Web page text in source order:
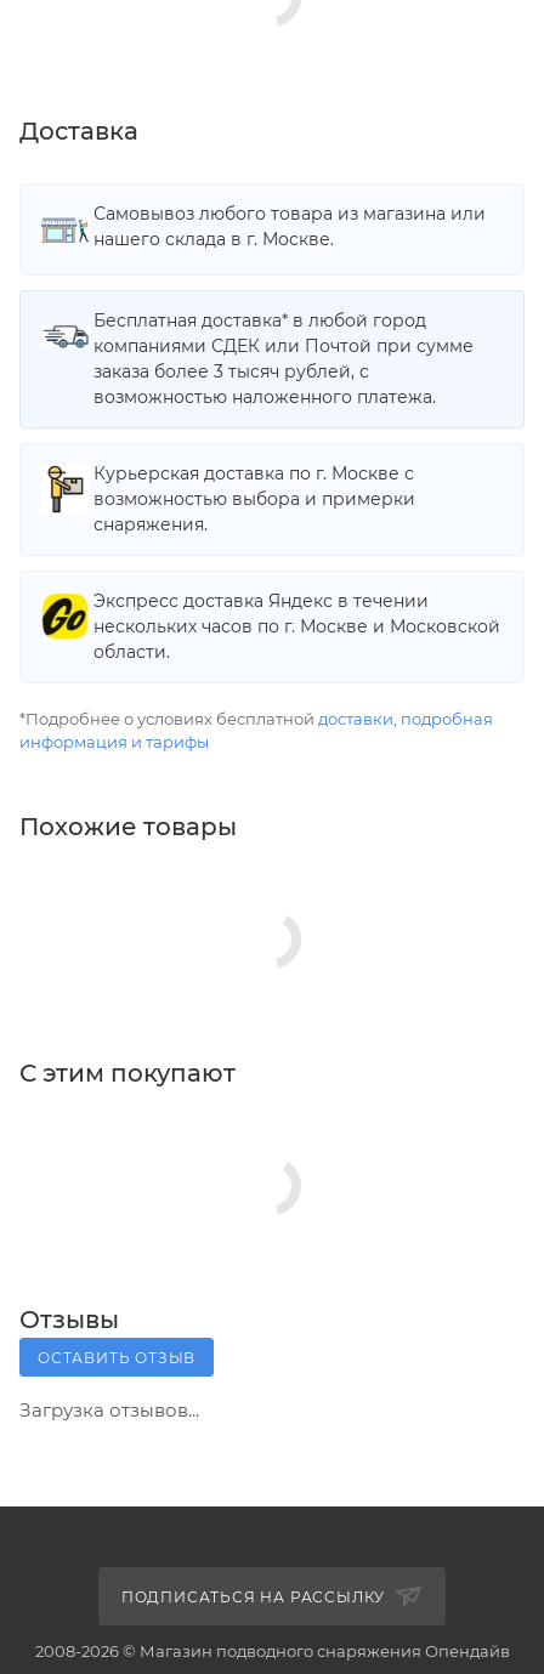
Доставка
Самовывоз любого товара из магазина или
нашего склада в г. Москве.
Бесплатная доставка* в любой город
компаниями СДЕК или Почтой при сумме
заказа более 3 тысяч рублей, с
возможностью наложенного платежа.
Курьерская доставка по г. Москве с
возможностью выбора и примерки
снаряжения.
Экспресс доставка Яндекс в течении
нескольких часов по г. Москве и Московской
области.
*Подробнее о условиях бесплатной доставки подробная
информация и тарифы
Похожие товары
С этим покупают
Отзывы
ОСТАВИТЬ ОТЗЫВ
Загрузка отзывов...
ПОДПИСАТЬСЯ НА РАССЫЛКУ
2008-2026 © Магазин подводного снаряжения Опендайв